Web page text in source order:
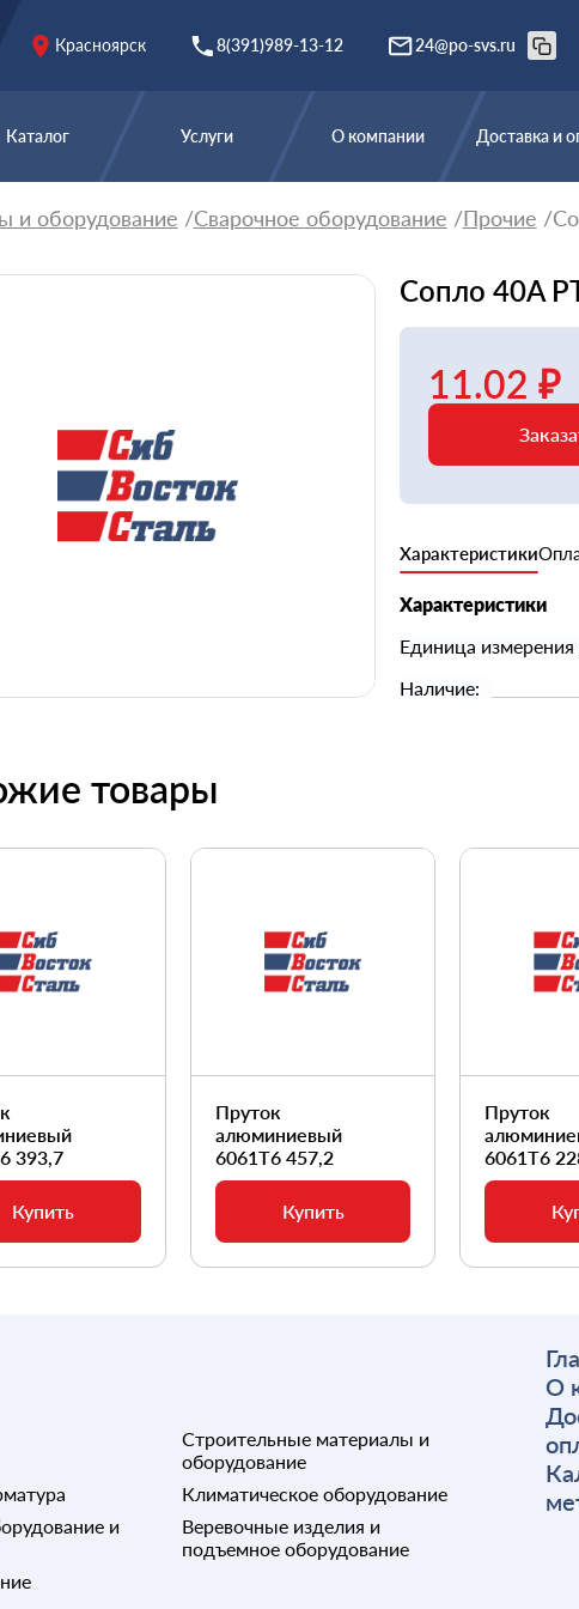
Красноярск 8(391)989-13-12 24@po-svs.ru
Каталог Услуги О компании Доставка и
и оборудование Сварочное оборудование Прочие
Сопло 40A
11.02 ₽
Характеристики
Характеристики
Единица
Наличие:
товары
393,7
Купить
Пруток
алюминиевый
6061Т6 457,2
Купить
Пруток
6061Т6
Строительные материалы и
оборудование
Климатическое оборудование
и
Веревочные изделия и
подъемное оборудование
О